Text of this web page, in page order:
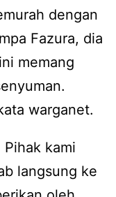
dengan
Fazura, dia
memang
warganet.
Pihak kami
langsung ke